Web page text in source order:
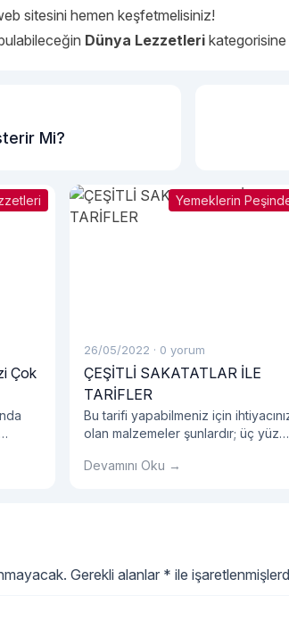
sitesini hemen keşfetmelisiniz!
Dünya Lezzetleri
Mi?
Çok
Yemeklerin
26/05/2022 · 0 yorum
ÇEŞİTLİ SAKATATLAR İLE
TARİFLER
Bu tarifi yapabilmeniz için
olan malzemeler şunlardır; üç yüz
çorba kaşığı tereyağı, birer çay
Devamını Oku →
Gerekli alanlar * ile